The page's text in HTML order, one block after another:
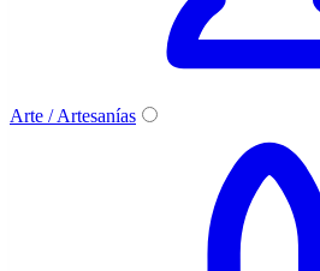
Arte / Artesanías